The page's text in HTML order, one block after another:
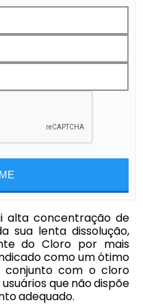
alta concentração de
sua lenta dissolução,
do Cloro por mais
como um ótimo
com o cloro
que não dispõe
adequado.